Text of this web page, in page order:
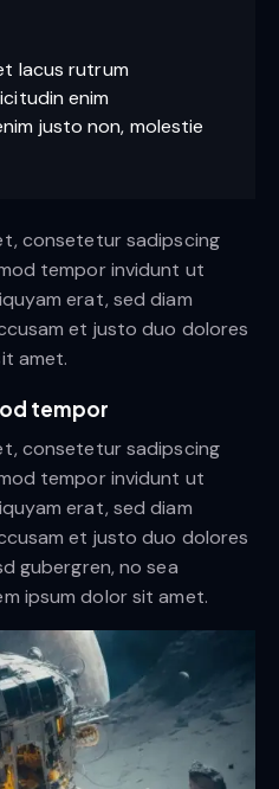
lacus rutrum
enim
justo non, molestie
consetetur sadipscing
tempor invidunt ut
erat, sed diam
et justo duo dolores
amet.
tempor
consetetur sadipscing
tempor invidunt ut
erat, sed diam
et justo duo dolores
gubergren, no sea
ipsum dolor sit amet.